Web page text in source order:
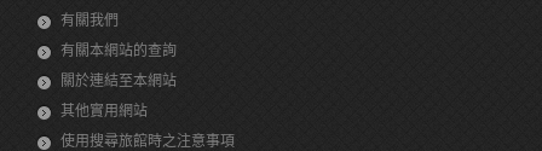
有關我們
有關本網站的查詢
關於連結至本網站
其他實用網站
使用搜尋旅館時之注意事項